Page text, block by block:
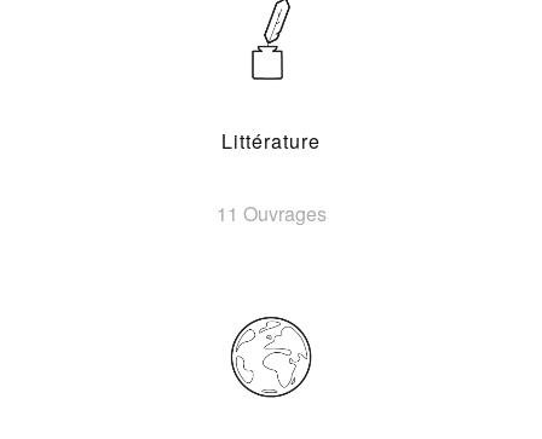
Littérature
11 Ouvrages